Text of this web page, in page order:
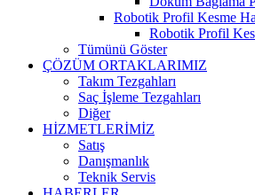
Robotik Profil Kesme
Robotik Profil
Tümünü Göster
ÇÖZÜM ORTAKLARIMIZ
Takım Tezgahları
Saç İşleme Tezgahları
Diğer
HİZMETLERİMİZ
Satış
Danışmanlık
Teknik Servis